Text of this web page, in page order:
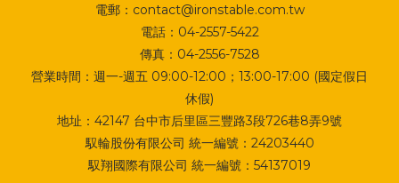
電郵：contact@ironstable.com.tw
電話：04-2557-5422
傳真：04-2556-7528
營業時間：週一-週五 09:00-12:00；13:00-17:00 (國定假日
休假)
地址： 42147 台中市后里區三豐路3段726巷8弄9號
馭輪股份有限公司 統一編號：24203440
馭翔國際有限公司 統一編號：54137019